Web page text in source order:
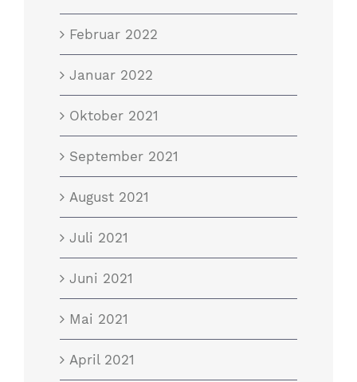
Februar 2022
Januar 2022
Oktober 2021
September 2021
August 2021
Juli 2021
Juni 2021
Mai 2021
April 2021